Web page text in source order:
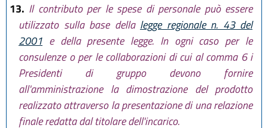
13. Il contributo per le spese di personale può essere
utilizzato sulla base della legge regionale n. 43 del
2001 e della presente legge. In ogni caso per le
consulenze o per le collaborazioni di cui al comma 6 i
Presidenti di gruppo devono fornire
all'amministrazione la dimostrazione del prodotto
realizzato attraverso la presentazione di una relazione
finale redatta dal titolare dell'incarico.